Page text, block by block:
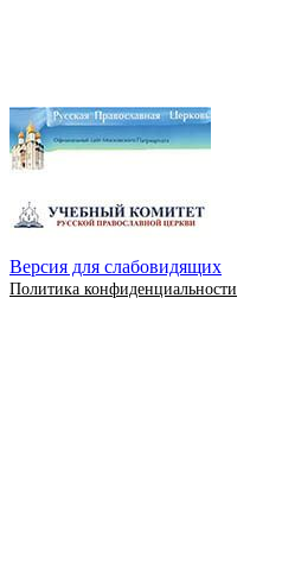
Версия для слабовидящих
Политика конфиденциальности